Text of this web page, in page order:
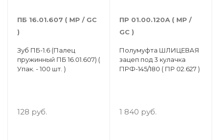
ПБ 16.01.607 ( MP / GC
)
Зуб ПБ-1.6 (Палец
пружинный ПБ 16.01.607) (
Упак. - 100 шт. )
128 руб.
ПР 01.00.120А ( МР /
GC )
Полумуфта ШЛИЦЕВАЯ
зацеп под 3 кулачка
ПРФ-145/180 ( ПР 02.627 )
1 840 руб.